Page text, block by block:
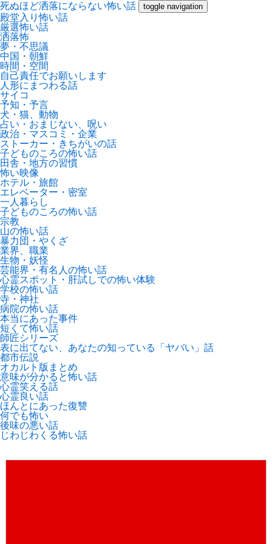
死ぬほど洒落にならない怖い話 toggle navigation
殿堂入り怖い話
厳選怖い話
洒落怖
夢・不思議
中国・朝鮮
時間・空間
自己責任でお願いします
人形にまつわる話
サイコ
予知・予言
犬・猫、動物
占い・おまじない、呪い
政治・マスコミ・企業
ストーカー・きちがいの話
子どものころの怖い話
田舎・地方の習慣
怖い映像
ホテル・旅館
エレベーター・密室
一人暮らし
子どものころの怖い話
宗教
山の怖い話
暴力団・やくざ
業界、職業
生物・妖怪
芸能界・有名人の怖い話
心霊スポット・肝試しでの怖い体験
学校の怖い話
寺・神社
病院の怖い話
本当にあった事件
短くて怖い話
師匠シリーズ
表に出てない、あなたの知っている「ヤバい」話
都市伝説
オカルト版まとめ
意味が分かると怖い話
心霊笑える話
心霊良い話
ほんとにあった復讐
何でも怖い
後味の悪い話
じわじわくる怖い話